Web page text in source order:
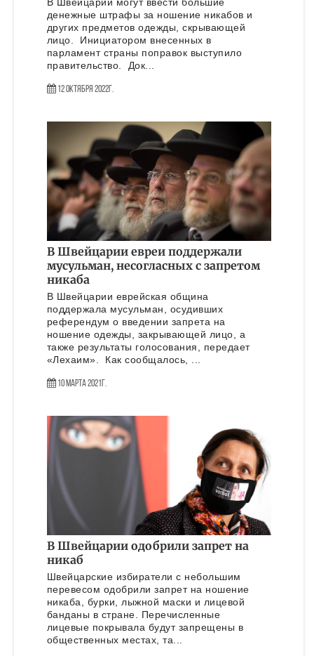
денежные штрафы за ношение никабов и
других предметов одежды, скрывающей
лицо. Инициатором внесенных в
парламент страны поправок выступило
правительство. Док...
12 Октября 2022г.
В Швейцарии евреи поддержали
мусульман, несогласных с запретом
никаба
В Швейцарии еврейская община
поддержала мусульман, осудивших
референдум о введении запрета на
ношение одежды, закрывающей лицо, а
также результаты голосования, передает
«Лехаим». Как сообщалось, ...
10 Марта 2021г.
В Швейцарии одобрили запрет на
никаб
Швейцарские избиратели с небольшим
перевесом одобрили запрет на ношение
никаба, бурки, лыжной маски и лицевой
банданы в стране. Перечисленные
лицевые покрывала будут запрещены в
общественных местах, та...